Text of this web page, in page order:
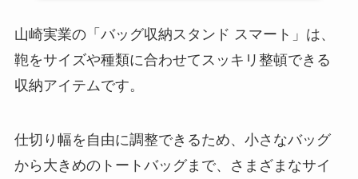
山崎実業の「バッグ収納スタンド スマート」は、
鞄をサイズや種類に合わせてスッキリ整頓できる
収納アイテムです。
仕切り幅を自由に調整できるため、小さなバッグ
から大きめのトートバッグまで、さまざまなサイ